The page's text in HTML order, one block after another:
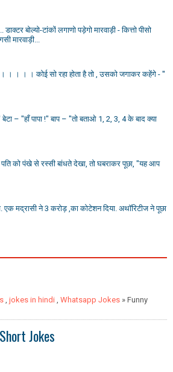
बोल्यो-टांकों लगाणो पड़ेगो मारवाड़ी - कित्तो पीसो
मारवाड़ी...
। । । । कोई सो रहा होता है तो , उसको जगाकर कहेंगे - ''
– "हाँ पापा !" बाप – "तो बताओ 1, 2, 3, 4 के बाद क्या
पति को पंखे से रस्सी बांधते देखा, तो घबराकर पूछा, "यह आप
एक मद्रासी ने 3 करोड़ ,का कोटेशन दिया. अथॉरिटीज ने पूछा
jokes in hindi Whatsapp Jokes » Funny
Jokes